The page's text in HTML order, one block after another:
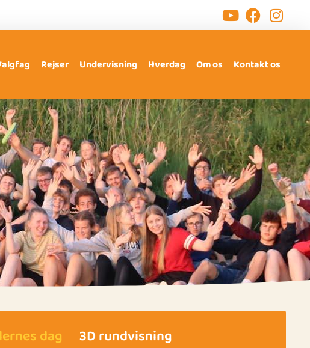
Rejser Undervisning Hverdag Om os Kontakt os
dag 3D rundvisning